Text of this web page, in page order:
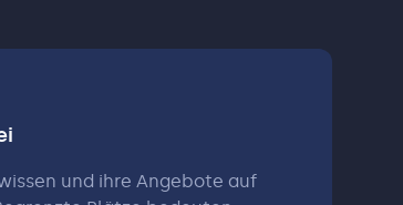
und ihre Angebote auf